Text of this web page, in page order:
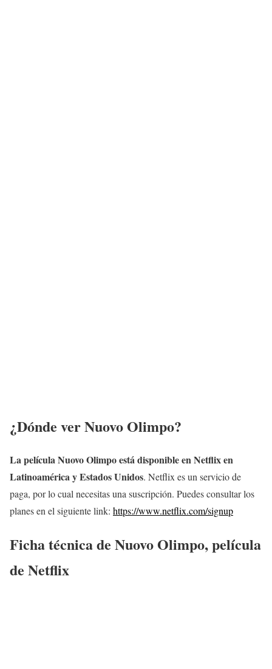
¿Dónde ver Nuovo Olimpo?
La película Nuovo Olimpo está disponible en Netflix en
Latinoamérica y Estados Unidos. Netflix es un servicio de
paga, por lo cual necesitas una suscripción. Puedes consultar los
planes en el siguiente link: https://www.netflix.com/signup
Ficha técnica de Nuovo Olimpo, película
de Netflix